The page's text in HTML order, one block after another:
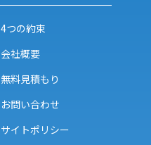
4つの約束
会社概要
無料見積もり
お問い合わせ
サイトポリシー